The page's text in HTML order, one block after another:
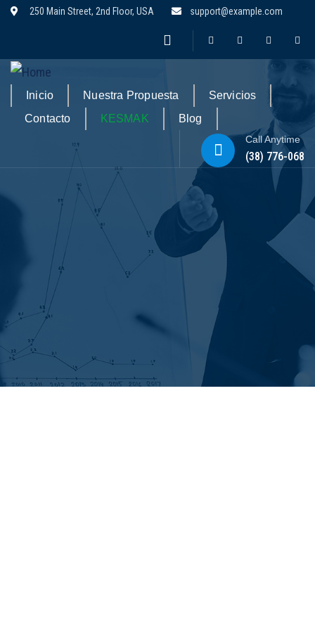
250 Main Street, 2nd Floor, USA support@example.com
Inicio Nuestra Propuesta
Servicios
Contacto
KESMAK Blog
Call Anytime
(38) 776-068